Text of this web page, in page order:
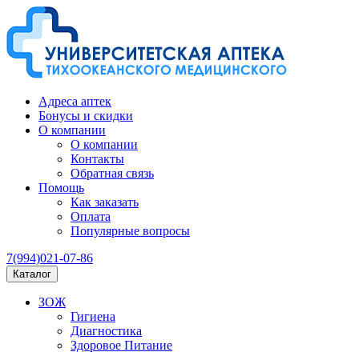
Адреса аптек
Бонусы и скидки
О компании
О компании
Контакты
Обратная связь
Помощь
Как заказать
Оплата
Популярные вопросы
7(994)021-07-86
Каталог
ЗОЖ
Гигиена
Диагностика
Здоровое Питание